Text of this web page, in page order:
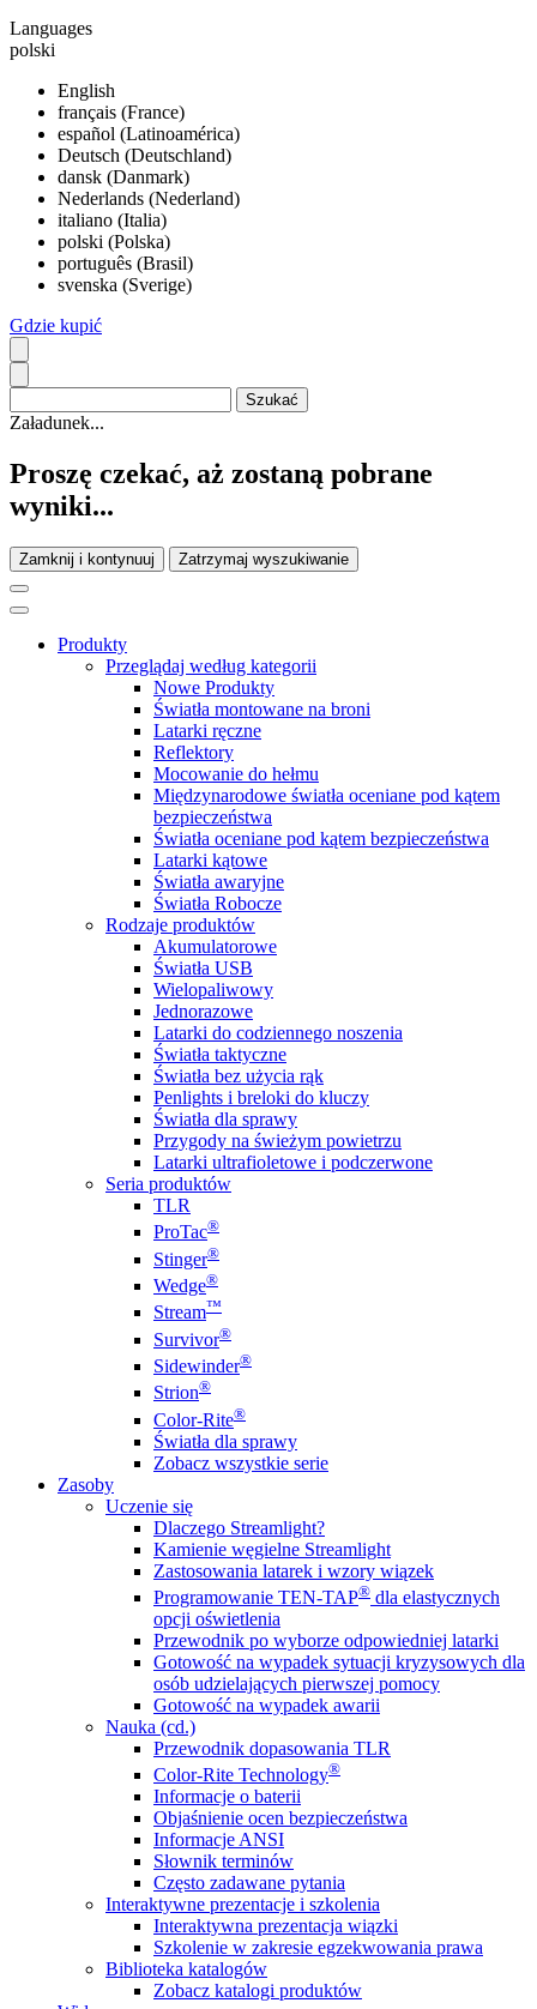
Languages
polski
English
français (France)
español (Latinoamérica)
Deutsch (Deutschland)
dansk (Danmark)
Nederlands (Nederland)
italiano (Italia)
polski (Polska)
português (Brasil)
svenska (Sverige)
Gdzie kupić
Załadunek...
Proszę czekać, aż zostaną pobrane
wyniki...
Zamknij i kontynuuj Zatrzymaj wyszukiwanie
Produkty
Przeglądaj według kategorii
Nowe Produkty
Światła montowane na broni
Latarki ręczne
Reflektory
Mocowanie do hełmu
Międzynarodowe światła oceniane pod kątem
bezpieczeństwa
Światła oceniane pod kątem bezpieczeństwa
Latarki kątowe
Światła awaryjne
Światła Robocze
Rodzaje produktów
Akumulatorowe
Światła USB
Wielopaliwowy
Jednorazowe
Latarki do codziennego noszenia
Światła taktyczne
Światła bez użycia rąk
Penlights i breloki do kluczy
Światła dla sprawy
Przygody na świeżym powietrzu
Latarki ultrafioletowe i podczerwone
Seria produktów
TLR
ProTac®
Stinger®
Wedge®
Stream™
Survivor®
Sidewinder®
Strion®
Color-Rite®
Światła dla sprawy
Zobacz wszystkie serie
Zasoby
Uczenie się
Dlaczego Streamlight?
Kamienie węgielne Streamlight
Zastosowania latarek i wzory wiązek
Programowanie TEN-TAP® dla elastycznych
opcji oświetlenia
Przewodnik po wyborze odpowiedniej latarki
Gotowość na wypadek sytuacji kryzysowych dla
osób udzielających pierwszej pomocy
Gotowość na wypadek awarii
Nauka (cd.)
Przewodnik dopasowania TLR
Color-Rite Technology®
Informacje o baterii
Objaśnienie ocen bezpieczeństwa
Informacje ANSI
Słownik terminów
Często zadawane pytania
Interaktywne prezentacje i szkolenia
Interaktywna prezentacja wiązki
Szkolenie w zakresie egzekwowania prawa
Biblioteka katalogów
Zobacz katalogi produktów